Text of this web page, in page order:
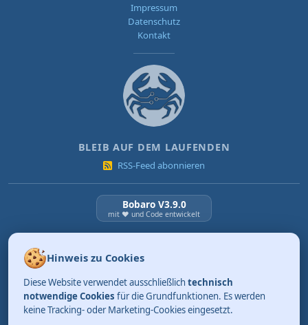
Impressum
Datenschutz
Kontakt
BLEIB AUF DEM LAUFENDEN
RSS-Feed abonnieren
Bobaro V3.9.0
mit ❤️ und Code entwickelt
03.08.2026
Review: Tidy. Aufräumen kann so einfach sein.
01.08.2026
Hinweis zu Cookies
Diese Website verwendet ausschließlichtechnisch
notwendige Cookies für die Grundfunktionen. Es werden
keine Tracking- oder Marketing-Cookies eingesetzt.